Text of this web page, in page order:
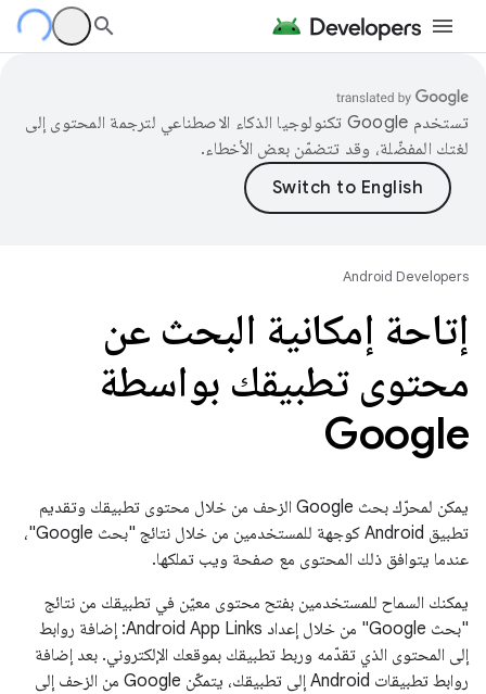
تستخدم Google تكنولوجيا الذكاء الاصطناعي لترجمة المحتوى إلى
لغتك المفضّلة، وقد تتضمّن بعض الأخطاء.
Android Developers
إتاحة إمكانية البحث عن
محتوى تطبيقك بواسطة
Google
يمكن لمحرّك بحث Google الزحف من خلال محتوى تطبيقك وتقديم
تطبيق Android كوجهة للمستخدمين من خلال نتائج "بحث Google"،
عندما يتوافق ذلك المحتوى مع صفحة ويب تملكها.
يمكنك السماح للمستخدمين بفتح محتوى معيّن في تطبيقك من نتائج
"بحث Google" من خلال إعداد Android App Links: إضافة روابط
إلى المحتوى الذي تقدّمه وربط تطبيقك بموقعك الإلكتروني. بعد إضافة
روابط تطبيقات Android إلى تطبيقك، يتمكّن Google من الزحف إلى